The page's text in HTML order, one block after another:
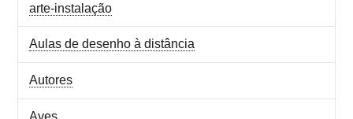
arte-instalação
Aulas de desenho à distância
Autores
Aves